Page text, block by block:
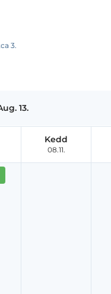
3.
13.
Kedd
08.11.